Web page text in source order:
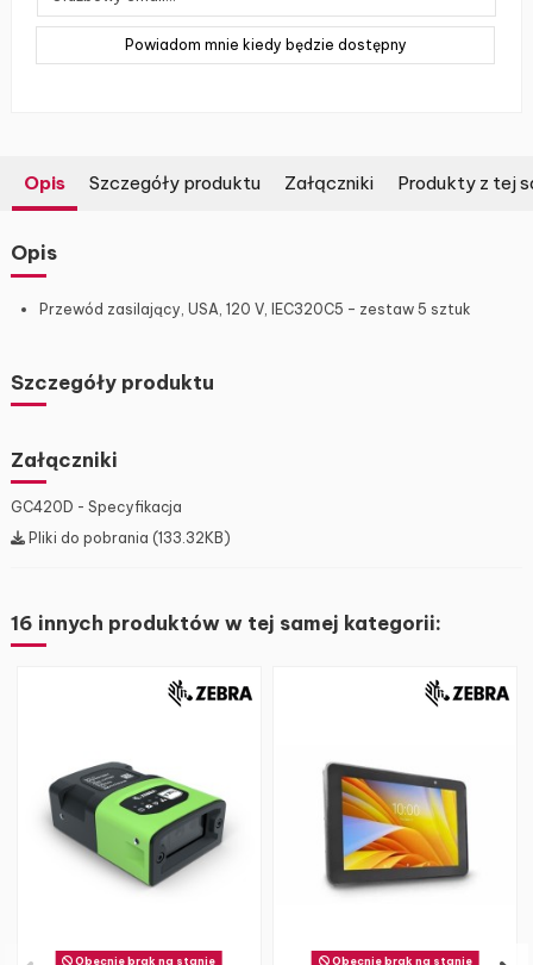
Opis Szczegóły produktu Załączniki Produkty z tej
Opis
Przewód zasilający, USA, 120 V, IEC320C5 – zestaw 5 sztuk
Szczegóły produktu
Załączniki
GC420D - Specyfikacja
Pliki do pobrania (133.32KB)
16 innych produktów w tej samej kategorii:
Obecnie brak na stanie Obecnie brak na stanie